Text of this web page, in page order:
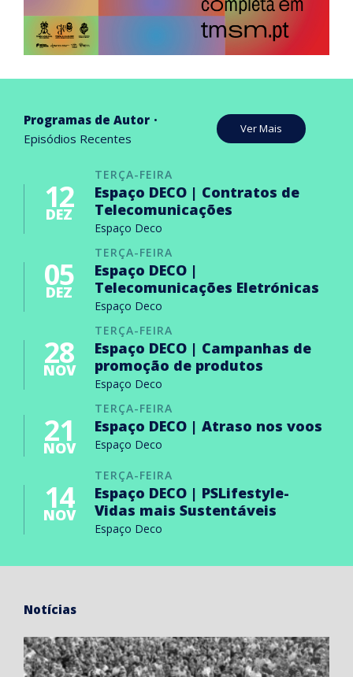
Programas de Autor
Episódios Recentes
Ver Mais
TERÇA-FEIRA
12
DEZ
Espaço DECO | Contratos de
Telecomunicações
Espaço Deco
TERÇA-FEIRA
05
DEZ
Espaço DECO |
Telecomunicações Eletrónicas
Espaço Deco
TERÇA-FEIRA
28
NOV
Espaço DECO | Campanhas de
promoção de produtos
Espaço Deco
TERÇA-FEIRA
21
NOV
Espaço DECO | Atraso nos voos
Espaço Deco
TERÇA-FEIRA
14
NOV
Espaço DECO | PSLifestyle-
Vidas mais Sustentáveis
Espaço Deco
Notícias